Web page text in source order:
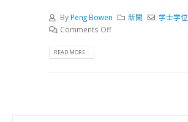
By Peng Bowen 新聞 学士学位
Comments Off
READ MORE...